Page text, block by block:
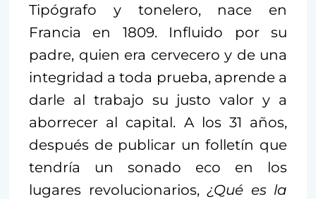
Tipógrafo y tonelero, nace en
Francia en 1809. Influido por su
padre, quien era cervecero y de una
integridad a toda prueba, aprende a
darle al trabajo su justo valor y a
aborrecer al capital. A los 31 años,
después de publicar un folletín que
tendría un sonado eco en los
lugares revolucionarios, ¿Qué es la